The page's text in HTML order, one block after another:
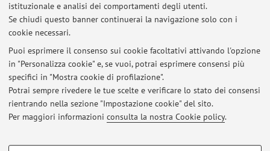
istituzionale e analisi dei comportamenti degli utenti.
Se chiudi questo banner continuerai la navigazione solo con i
cookie necessari.
Puoi esprimere il consenso sui cookie facoltativi attivando l'opzione
in "Personalizza cookie" e, se vuoi, potrai esprimere consensi più
specifici in "Mostra cookie di profilazione".
Potrai sempre rivedere le tue scelte e verificare lo stato dei consensi
rientrando nella sezione "Impostazione cookie" del sito.
Per maggiori informazioni consulta la nostra Cookie policy.
Ultimi avvisi
European Health Law Seminars
Pubblicato il: 05 aprile 2024
Newsletter del modulo Jean Monnet "the protection of Health in
Europe: Actors and Legal instruments"
Pubblicato il: 26 febbraio 2024